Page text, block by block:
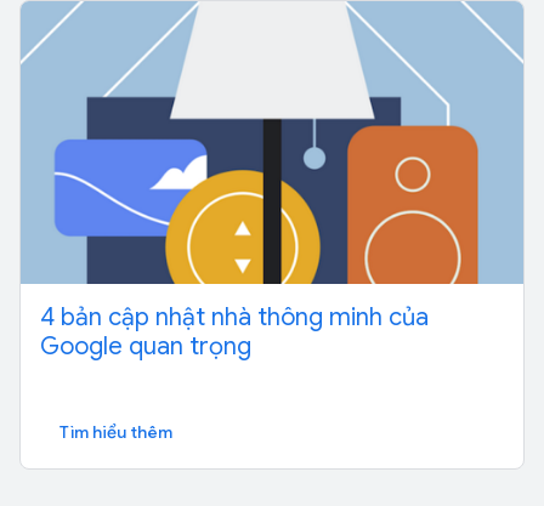
4 bản cập nhật nhà thông minh của
Google quan trọng
Tìm hiểu thêm